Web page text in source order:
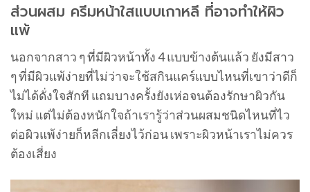
ส่วนผสม ครีมหน้าใสแบบเกาหลี ที่อาจทำให้ผิว
แพ้
นอกจากสาว ๆ ที่มีผิวหน้าทั้ง 4 แบบข้างต้นแล้ว ยังมีสาว
ๆ ที่มีผิวแพ้ง่ายที่ไม่ว่าจะใช้สกินแคร์แบบไหนที่เขาว่าดีก็
ไม่ได้ดั่งใจสักที แถมบางครั้งยังเห่อจนต้องรักษาผิวกัน
ใหม่ แต่ไม่ต้องหนักใจถ้าเรารู้ว่าส่วนผสมชนิดไหนที่ไว
ต่อผิวแพ้ง่ายก็หลีกเลี่ยงไว้ก่อน เพราะผิวหน้าเราไม่ควร
ต้องเสี่ยง